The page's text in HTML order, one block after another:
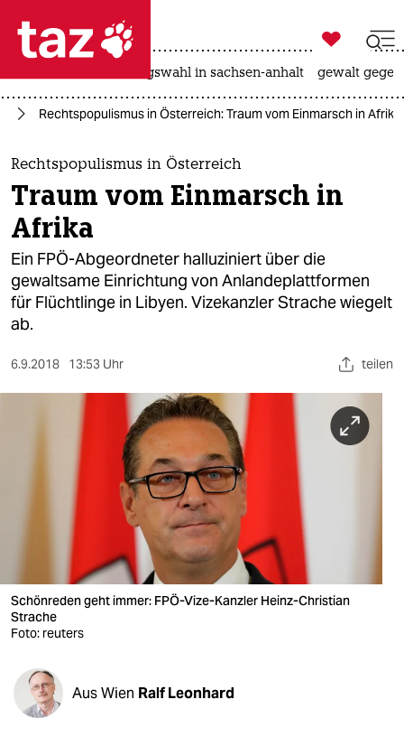
 taz zahl ich
taz zahl ich
themen
politik
öko
gesellschaft
kultur
sport
wahrheit
veranstaltungen
shop
fragen & hilfe
unterstützen

taz zahl ich
landtagswahl in sachsen-anhalt gewalt
Rechtspopulismus in Österreich: Traum vom Einmarsch in Afrika
Rechtspopulismus in Österreich
Traum vom Einmarsch in
Afrika
Ein FPÖ-Abgeordneter halluziniert über die
gewaltsame Einrichtung von Anlandeplattformen
für Flüchtlinge in Libyen. Vizekanzler Strache wiegelt
ab.
6.9.2018 13:53 Uhr teilen
Schönreden geht immer: FPÖ-Vize-Kanzler Heinz-Christian
Strache
Foto: reuters
Aus Wien Ralf Leonhard